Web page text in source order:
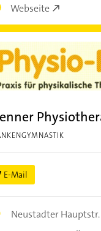
Webseite
E-Mail
Neustadter